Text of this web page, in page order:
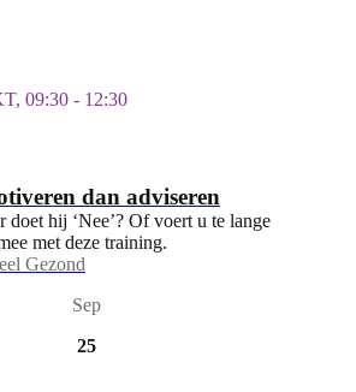
09:30 - 12:30
dan adviseren
doet hij ‘Nee’? Of voert u te lange
met deze training.
Gezond
Sep
25